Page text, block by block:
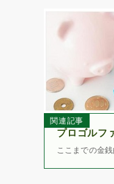
関連記事
プロゴルフ
ここまでの金